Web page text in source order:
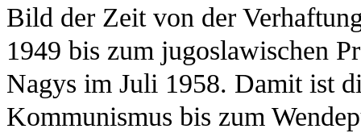
Bild der Zeit von der
1949 bis zum jugoslawischen
Nagys im Juli 1958. Damit ist
Kommunismus bis zum